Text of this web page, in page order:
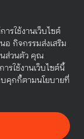
Limited.
รใช้งานเว็บไซต์
อ กิจกรรมส่งเสริม
นส่วนตัว คุณ
รใช้งานเว็บไซต์นี้
บคุกกี้ตามนโยบายที่